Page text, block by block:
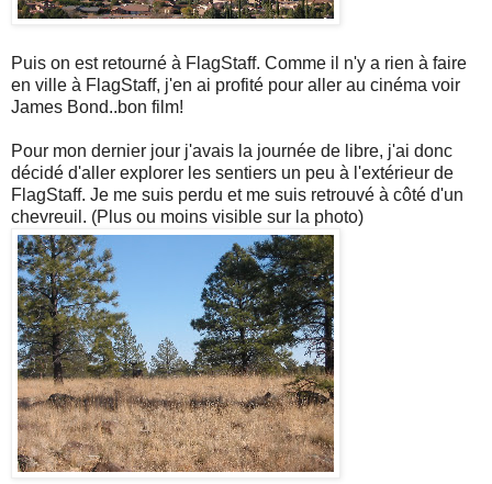
Puis on est retourné à FlagStaff. Comme il n'y a rien à faire
en ville à FlagStaff, j'en ai profité pour aller au cinéma voir
James Bond..bon film!
Pour mon dernier jour j'avais la journée de libre, j'ai donc
décidé d'aller explorer les sentiers un peu à l'extérieur de
FlagStaff. Je me suis perdu et me suis retrouvé à côté d'un
chevreuil. (Plus ou moins visible sur la photo)